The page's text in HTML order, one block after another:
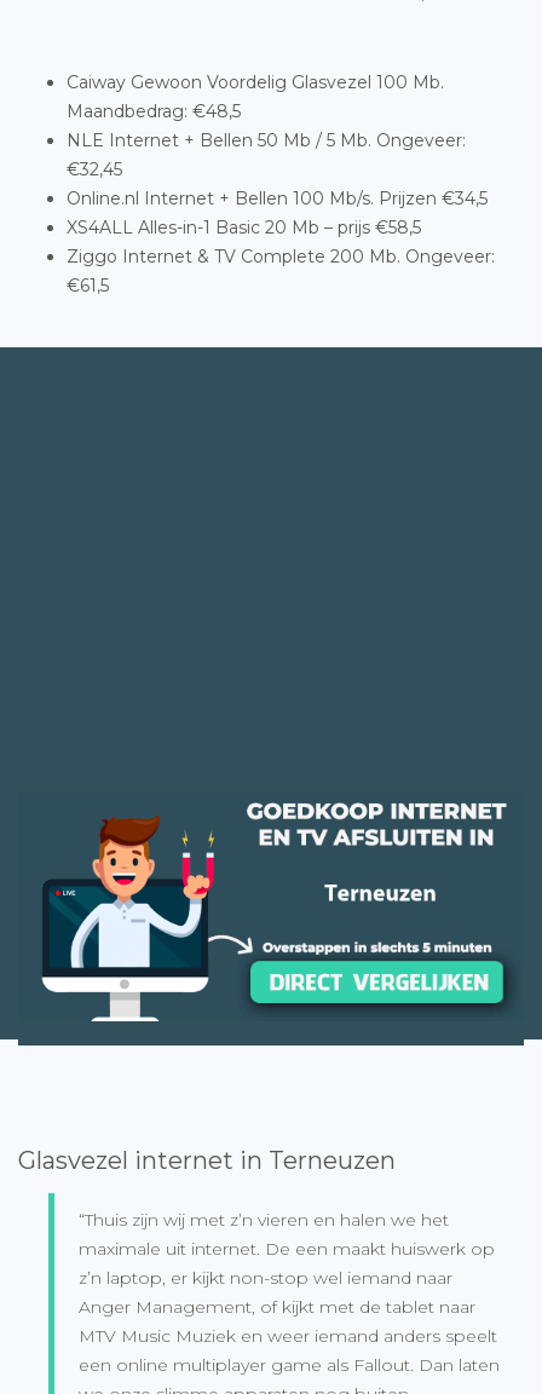
Caiway Gewoon Voordelig Glasvezel 100 Mb.
Maandbedrag: €48,5
NLE Internet + Bellen 50 Mb / 5 Mb. Ongeveer:
€32,45
Online.nl Internet + Bellen 100 Mb/s. Prijzen €34,5
XS4ALL Alles-in-1 Basic 20 Mb – prijs €58,5
Ziggo Internet & TV Complete 200 Mb. Ongeveer:
€61,5
Glasvezel internet in Terneuzen
“Thuis zijn wij met z’n vieren en halen we het
maximale uit internet. De een maakt huiswerk op
z’n laptop, er kijkt non-stop wel iemand naar
Anger Management, of kijkt met de tablet naar
MTV Music Muziek en weer iemand anders speelt
een online multiplayer game als Fallout. Dan laten